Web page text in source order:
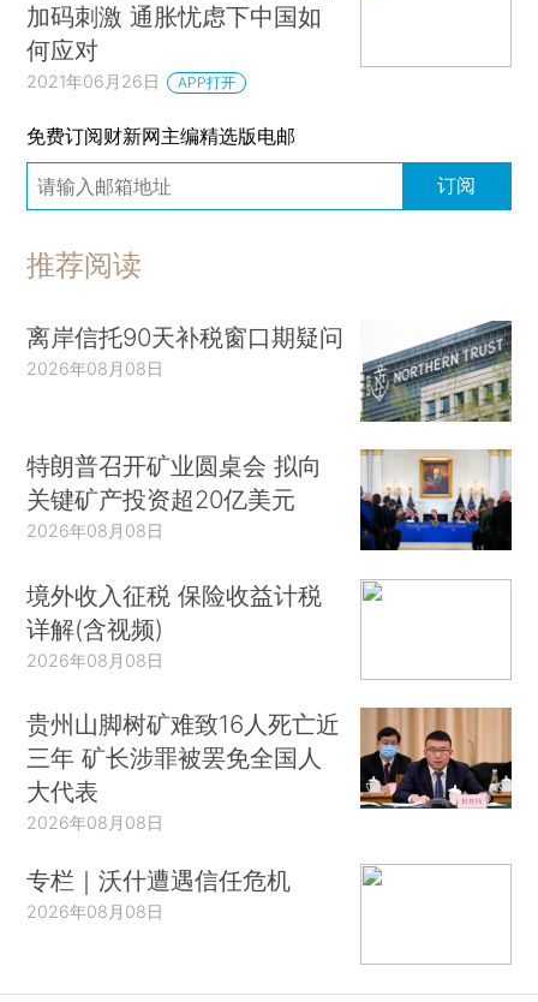
加码刺激 通胀忧虑下中国如
何应对
2021年06月26日 APP打开
免费订阅财新网主编精选版电邮
订阅
推荐阅读
离岸信托90天补税窗口期疑问
2026年08月08日
特朗普召开矿业圆桌会 拟向
关键矿产投资超20亿美元
2026年08月08日
境外收入征税 保险收益计税
详解(含视频)
2026年08月08日
贵州山脚树矿难致16人死亡近
三年 矿长涉罪被罢免全国人
大代表
2026年08月08日
专栏｜沃什遭遇信任危机
2026年08月08日